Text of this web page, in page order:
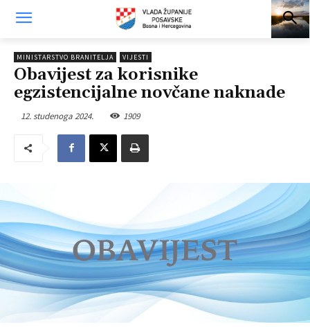
MINISTARSTVO BRANITELJA VIJESTI
Obavijest za korisnike
egzistencijalne novčane naknade
12. studenoga 2024. 1909